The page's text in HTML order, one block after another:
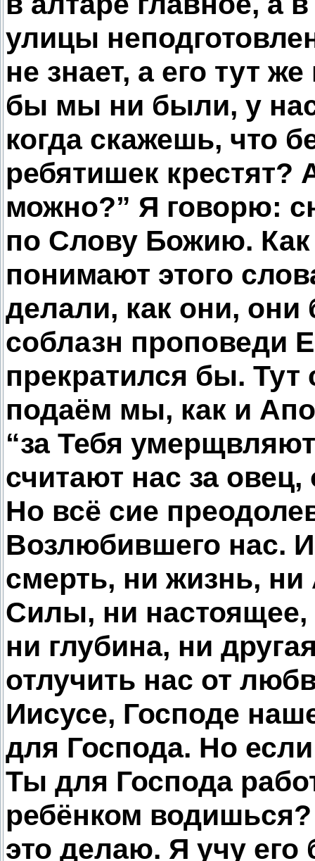
улицы
не знает, а его тут
бы мы ни были, у
когда скажешь, что
ребятишек крестят?
можно?” Я говорю:
по Слову Божию.
понимают этого
делали, как они, они
соблазн проповеди
прекратился бы. Тут
подаём мы, как и
“за Тебя
считают нас за
Но всё сие
Возлюбившего нас.
смерть, ни жизнь,
Силы, ни
ни глубина, ни
отлучить нас от
Иисусе, Господе
для Господа. Но
Ты для Господа
ребёнком
это делаю. Я учу